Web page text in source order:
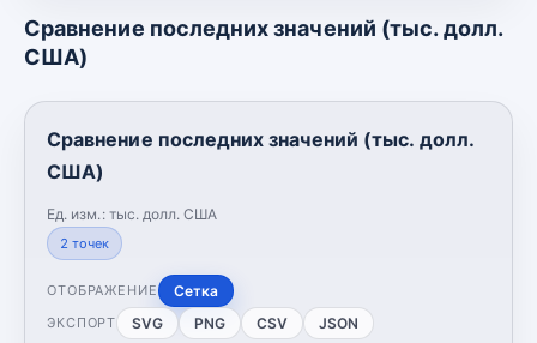
Сравнение последних значений (тыс. долл.
США)
Сравнение последних значений (тыс. долл.
США)
Ед. изм.: тыс. долл. США
2 точек
ОТОБРАЖЕНИЕ Сетка
ЭКСПОРТ SVG PNG CSV JSON